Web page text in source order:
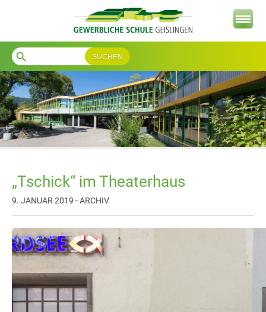
search
„Tschick“ im Theaterhaus
9. JANUAR 2019 - ARCHIV